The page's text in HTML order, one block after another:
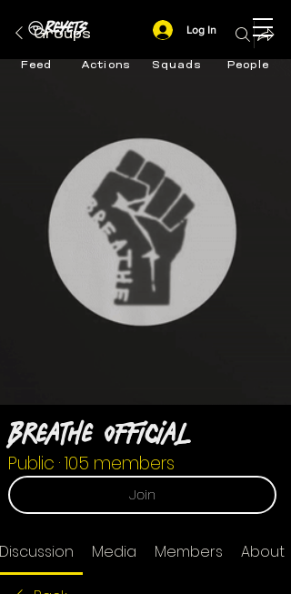
Feed Actions Squads People
Log In
Groups
Breathe Official
Public ·105 members
Join
Discussion Media Members About